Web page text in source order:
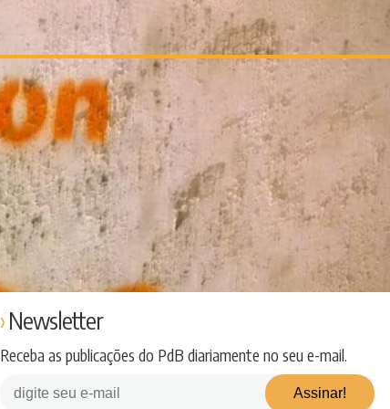
Newsletter
Receba as publicações do PdB diariamente no seu e-mail.